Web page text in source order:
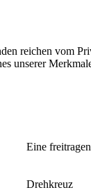
reichen vom
unserer
Eine
Drehkreuz